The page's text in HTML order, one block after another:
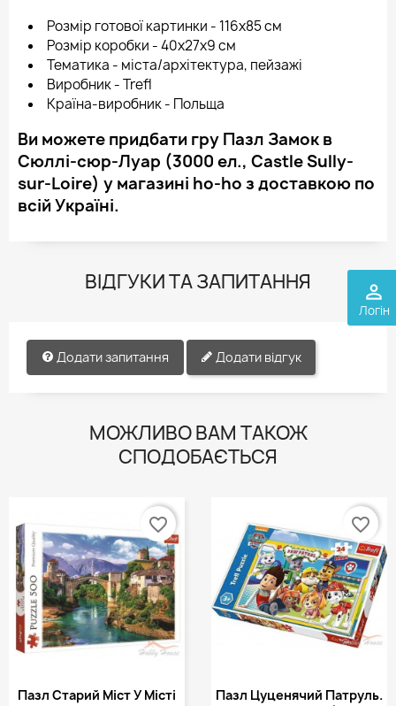
perm_identity
Логін
Розмір готової картинки - 116х85 см
Розмір коробки - 40x27x9 см
Тематика - міста/архітектура, пейзажі
Виробник - Trefl
Країна-виробник - Польща
Ви можете придбати гру Пазл Замок в
Сюллі-сюр-Луар (3000 ел., Castle Sully-
sur-Loire) у магазині ho-ho з доставкою по
всій Україні.
ВІДГУКИ ТА ЗАПИТАННЯ
Додати запитання Додати відгук
МОЖЛИВО ВАМ ТАКОЖ
СПОДОБАЄТЬСЯ
Пазл Старий Міст У Місті
favorite_border
Пазл Цуценячий Патруль.
favorite_border